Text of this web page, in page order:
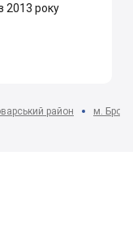
2013 року
район м.